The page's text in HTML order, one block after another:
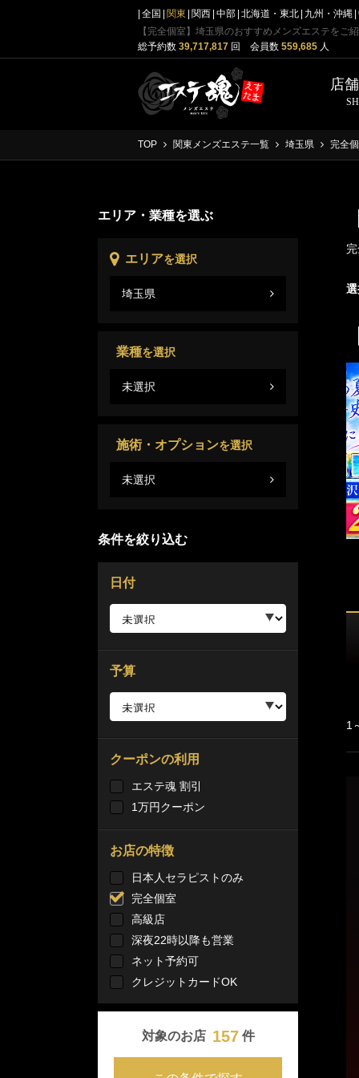
全国 関東 関西 中部 北海道・東北 九州・沖縄
【完全個室】埼玉県のおすすめメンズエステをご紹
総予約数 39,717,817 回 会員数 559,685 人
店
TOP 関東メンズエステ一覧 埼玉県 完全
1
エリア・業種を選ぶ
エリアを選択
埼玉県
埼
業種を選択
未選択
施術・オプションを選択
未選択
条件を絞り込む
日付
予算
クーポンの利用
エステ魂 割引
1万円クーポン
お店の特徴
日本人セラピストのみ
完全個室
高級店
深夜22時以降も営業
ネット予約可
クレジットカードOK
対象のお店 157 件